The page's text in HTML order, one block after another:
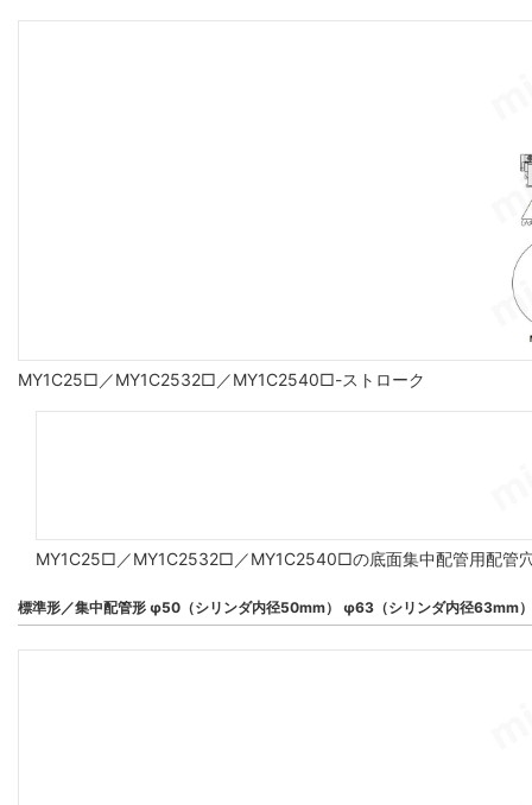
MY1C25□／MY1C2532□／MY1C2540□-ストローク
MY1C25□／MY1C2532□／MY1C2540□の底面集中配管用配管
標準形／集中配管形 φ50（シリンダ内径50mm） φ63（シリンダ内径63mm）